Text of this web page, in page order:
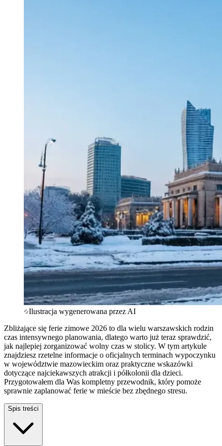
Ilustracja wygenerowana przez AI
Zbliżające się ferie zimowe 2026 to dla wielu warszawskich rodzin
czas intensywnego planowania, dlatego warto już teraz sprawdzić,
jak najlepiej zorganizować wolny czas w stolicy. W tym artykule
znajdziesz rzetelne informacje o oficjalnych terminach wypoczynku
w województwie mazowieckim oraz praktyczne wskazówki
dotyczące najciekawszych atrakcji i półkolonii dla dzieci.
Przygotowałem dla Was kompletny przewodnik, który pomoże
sprawnie zaplanować ferie w mieście bez zbędnego stresu.
Spis treści